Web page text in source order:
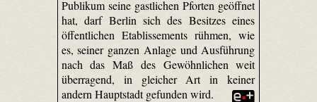
Publikum seine gastlichen Pforten geöffnet
hat, darf Berlin sich des Besitzes eines
öffentlichen Etablissements rühmen, wie
es, seiner ganzen Anlage und Ausführung
nach das Maß des Gewöhnlichen weit
überragend, in gleicher Art in keiner
andern Hauptstadt gefunden wird.